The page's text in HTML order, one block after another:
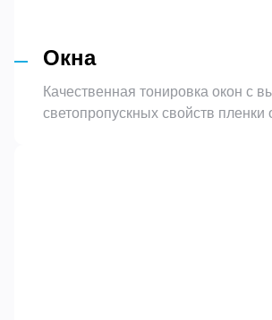
Окна
Качественная тонировка окон с
светопропускных свойств пленки